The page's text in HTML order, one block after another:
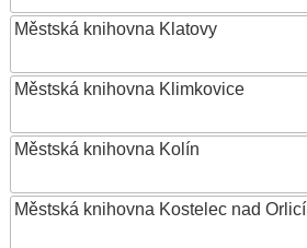
Městská knihovna Klatovy
Městská knihovna Klimkovice
Městská knihovna Kolín
Městská knihovna Kostelec nad Orlicí